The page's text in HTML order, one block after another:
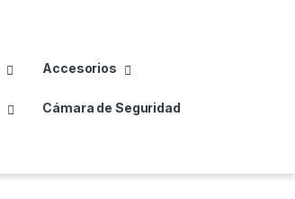
Accesorios
Cámara de Seguridad